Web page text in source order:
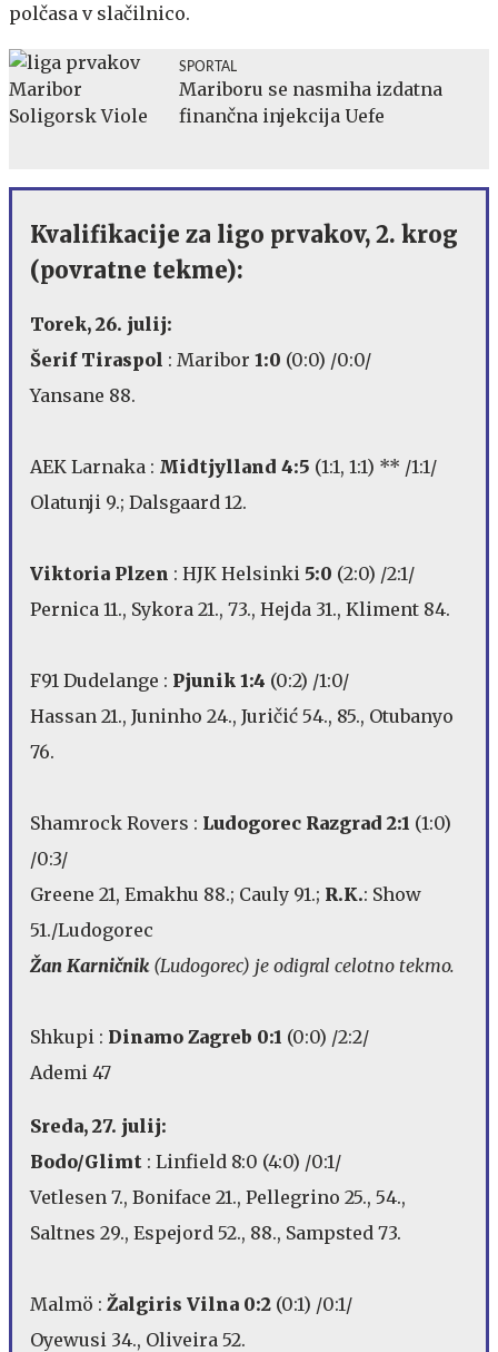
polčasa v slačilnico.
SPORTAL
Mariboru se nasmiha izdatna
finančna injekcija Uefe
Kvalifikacije za ligo prvakov, 2. krog
(povratne tekme):
Torek, 26. julij:
Šerif Tiraspol : Maribor 1:0 (0:0) /0:0/
Yansane 88.
AEK Larnaka : Midtjylland 4:5 (1:1, 1:1) ** /1:1/
Olatunji 9.; Dalsgaard 12.
Viktoria Plzen : HJK Helsinki 5:0 (2:0) /2:1/
Pernica 11., Sykora 21., 73., Hejda 31., Kliment 84.
F91 Dudelange : Pjunik 1:4 (0:2) /1:0/
Hassan 21., Juninho 24., Juričić 54., 85., Otubanyo
76.
Shamrock Rovers : Ludogorec Razgrad 2:1 (1:0)
/0:3/
Greene 21, Emakhu 88.; Cauly 91.; R.K.: Show
51./Ludogorec
Žan Karničnik(Ludogorec) je odigral celotno tekmo.
Shkupi : Dinamo Zagreb 0:1 (0:0) /2:2/
Ademi 47
Sreda, 27. julij:
Bodo/Glimt : Linfield 8:0 (4:0) /0:1/
Vetlesen 7., Boniface 21., Pellegrino 25., 54.,
Saltnes 29., Espejord 52., 88., Sampsted 73.
Malmö : Žalgiris Vilna 0:2 (0:1) /0:1/
Oyewusi 34., Oliveira 52.